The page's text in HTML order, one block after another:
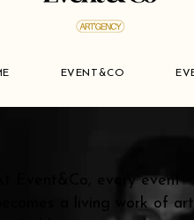
EVENT&CO
At Event&Co, every event
becomes a living work of